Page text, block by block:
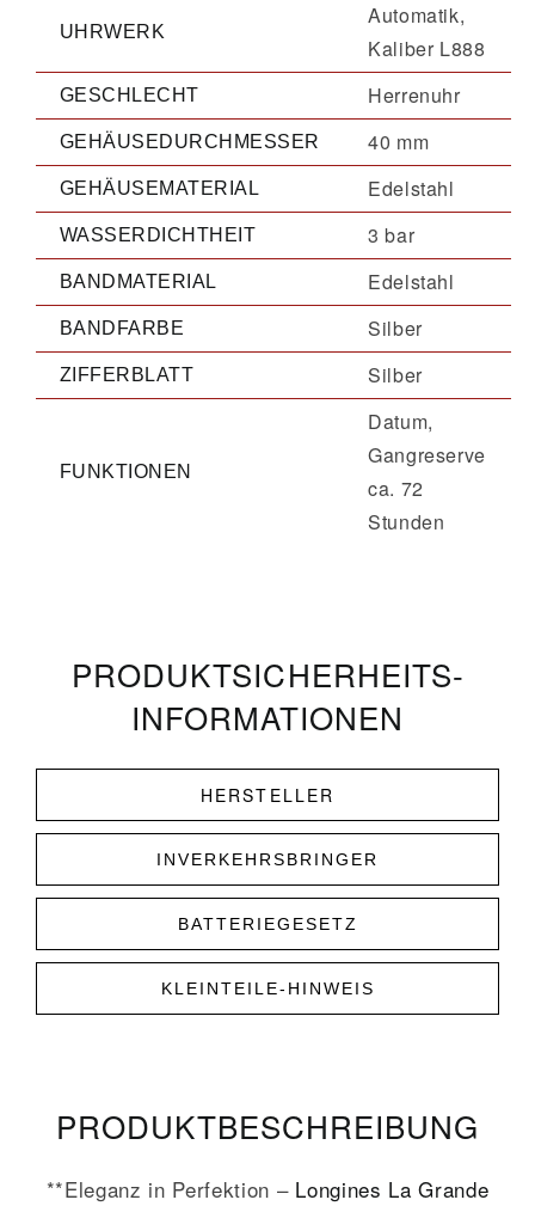
UHRWERK
Automatik,
Kaliber L888
GESCHLECHT Herrenuhr
GEHÄUSEDURCHMESSER 40 mm
GEHÄUSEMATERIAL Edelstahl
WASSERDICHTHEIT 3 bar
BANDMATERIAL Edelstahl
BANDFARBE Silber
ZIFFERBLATT Silber
FUNKTIONEN
Datum,
Gangreserve
ca. 72
Stunden
PRODUKT­­SICHERHEITS­
INFORMATIONEN
HERSTELLER
INVERKEHRSBRINGER
BATTERIEGESETZ
KLEINTEILE-HINWEIS
PRODUKT­­BESCHREIBUNG
**Eleganz in Perfektion – Longines La Grande